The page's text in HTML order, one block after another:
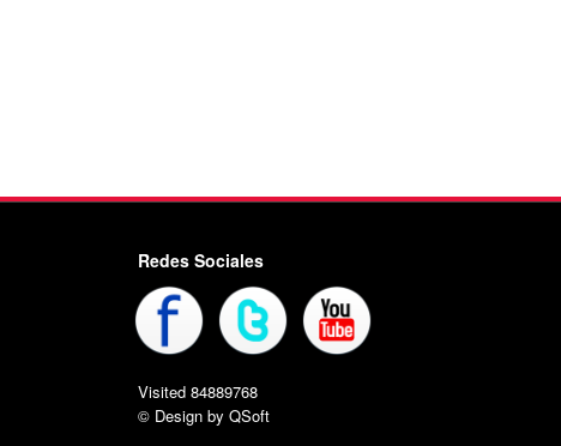
Redes Sociales
Visited 84889768
© Design by QSoft